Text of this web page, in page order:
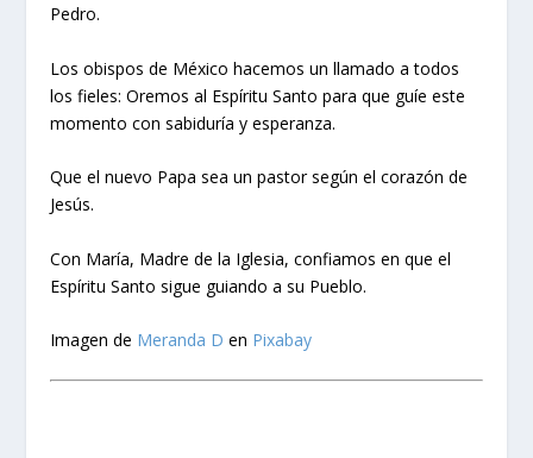
Pedro.
Los obispos de México hacemos un llamado a todos
los fieles: Oremos al Espíritu Santo para que guíe este
momento con sabiduría y esperanza.
Que el nuevo Papa sea un pastor según el corazón de
Jesús.
Con María, Madre de la Iglesia, confiamos en que el
Espíritu Santo sigue guiando a su Pueblo.
Imagen de Meranda D en Pixabay